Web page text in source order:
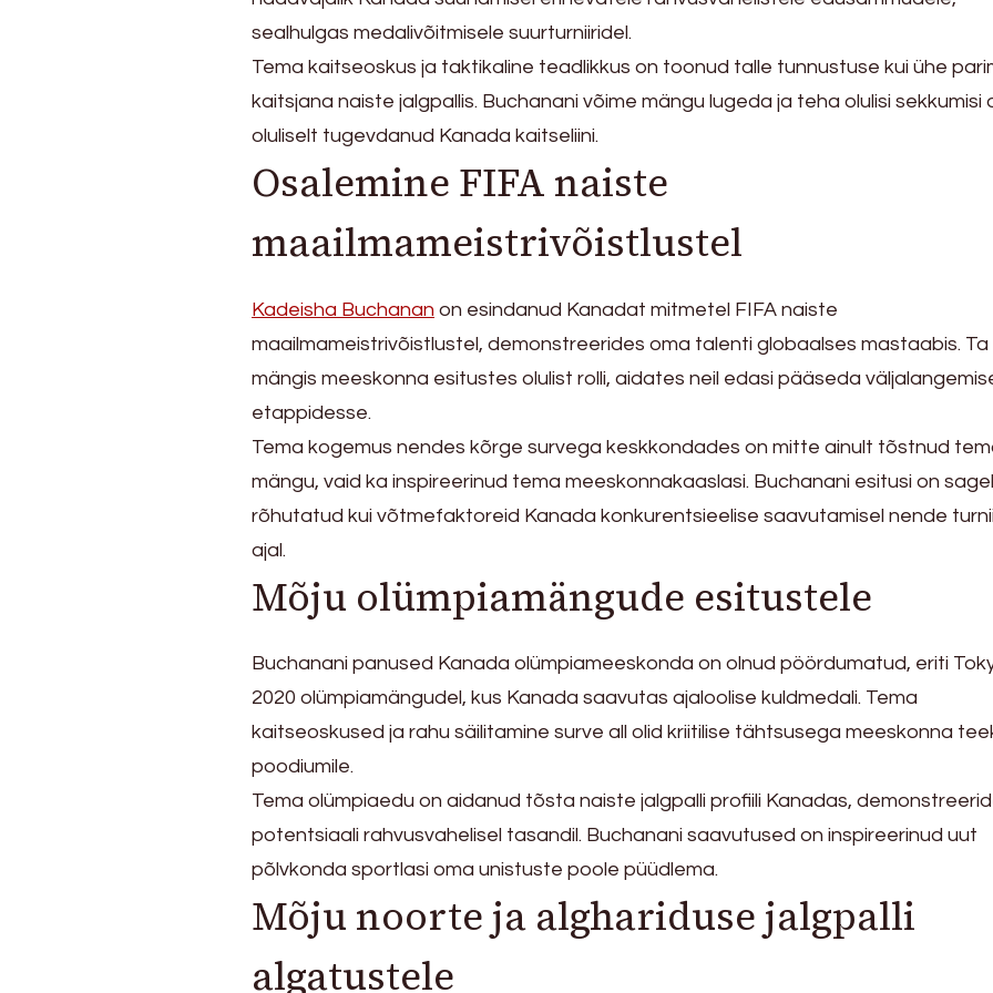
sealhulgas medalivõitmisele suurturniiridel.
Tema kaitseoskus ja taktikaline teadlikkus on toonud talle tunnustuse kui ühe
kaitsjana naiste jalgpallis. Buchanani võime mängu lugeda ja teha olulisi sekkumisi
oluliselt tugevdanud Kanada kaitseliini.
Osalemine FIFA naiste
maailmameistrivõistlustel
Kadeisha Buchanan on esindanud Kanadat mitmetel FIFA naiste
maailmameistrivõistlustel, demonstreerides oma talenti globaalses mastaabis. Ta
mängis meeskonna esitustes olulist rolli, aidates neil edasi pääseda
etappidesse.
Tema kogemus nendes kõrge survega keskkondades on mitte ainult tõstnud
mängu, vaid ka inspireerinud tema meeskonnakaaslasi. Buchanani esitusi on
rõhutatud kui võtmefaktoreid Kanada konkurentsieelise saavutamisel nende
ajal.
Mõju olümpiamängude esitustele
Buchanani panused Kanada olümpiameeskonda on olnud pöördumatud, eriti
2020 olümpiamängudel, kus Kanada saavutas ajaloolise kuldmedali. Tema
kaitseoskused ja rahu säilitamine surve all olid kriitilise tähtsusega meeskonna
poodiumile.
Tema olümpiaedu on aidanud tõsta naiste jalgpalli profiili Kanadas,
potentsiaali rahvusvahelisel tasandil. Buchanani saavutused on inspireerinud uut
põlvkonda sportlasi oma unistuste poole püüdlema.
Mõju noorte ja alghariduse jalgpalli
algatustele